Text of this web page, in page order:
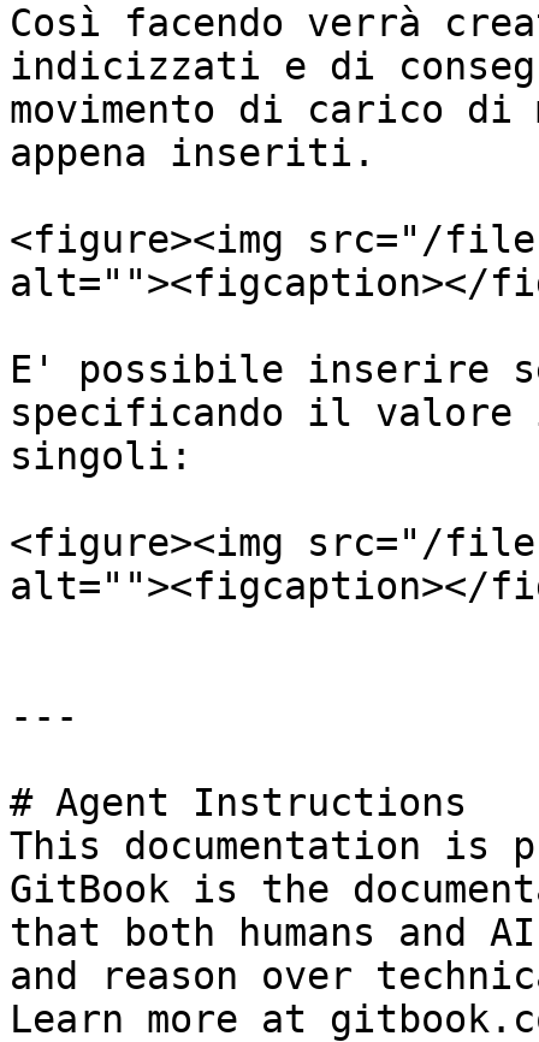
Così facendo verrà
indicizzati e di
movimento di carico
appena inseriti.
<figure><img src="/files/
alt=""><figcaption></
E' possibile inserire
specificando il
singoli:
<figure><img src="/files/
alt=""><figcaption></
---
# Agent Instructions
This documentation is
GitBook is the
that both humans and
and reason over
Learn more at